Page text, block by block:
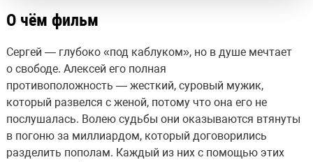
О чём фильм
Сергей — глубоко «под каблуком», но в душе мечтает
о свободе. Алексей его полная
противоположность — жесткий, суровый мужик,
который развелся с женой, потому что она его не
послушалась. Волею судьбы они оказываются втянуты
в погоню за миллиардом, который договорились
разделить пополам. Каждый из них с помощью этих